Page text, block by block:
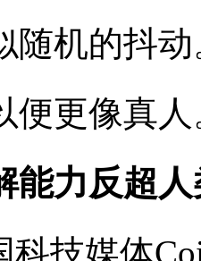
随机的抖
便更像真人
能力反超人
媒体